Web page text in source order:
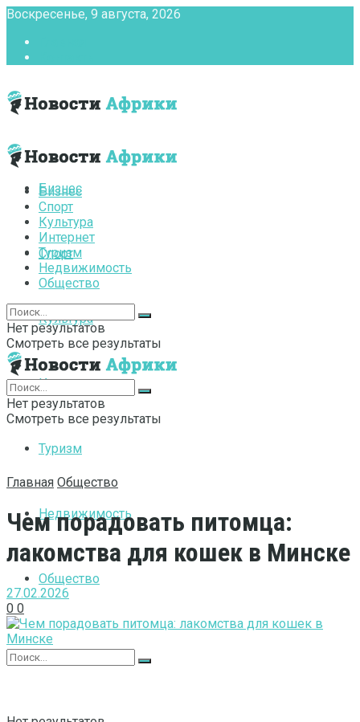
Воскресенье, 9 августа, 2026
Бизнес
Спорт
Культура
Интернет
Туризм
Недвижимость
Общество
Бизнес
Спорт
Культура
Интернет
Туризм
Недвижимость
Общество
Нет результатов
Смотреть все результаты
Нет результатов
Смотреть все результаты
Главная Общество
Чем порадовать питомца:
лакомства для кошек в Минске
27.02.2026
0 0